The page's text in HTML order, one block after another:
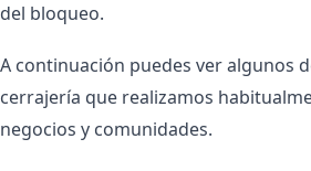
del bloqueo.
A continuación puedes ver algunos
cerrajería que realizamos
negocios y comunidades.